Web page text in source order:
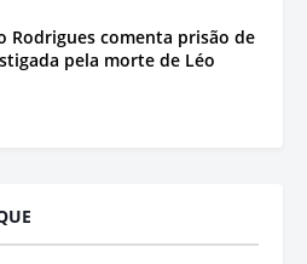
Rodrigues comenta prisão de
pela morte de Léo